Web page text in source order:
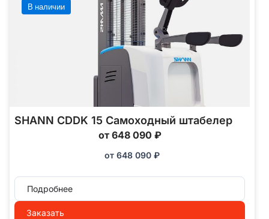
В наличии
SHANN CDDK 15 Самоходный штабелер
от 648 090 ₽
от 648 090 ₽
Подробнее
Заказать